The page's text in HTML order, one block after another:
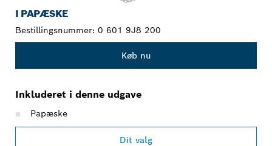
I PAPÆSKE
Bestillingsnummer: 0 601 9J8 200
Køb nu
Inkluderet i denne udgave
Papæske
Dit valg